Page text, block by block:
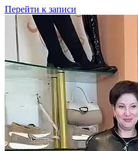
Перейти к записи